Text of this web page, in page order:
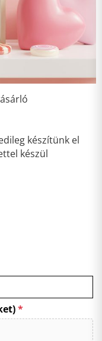
készítünk el
készül
*